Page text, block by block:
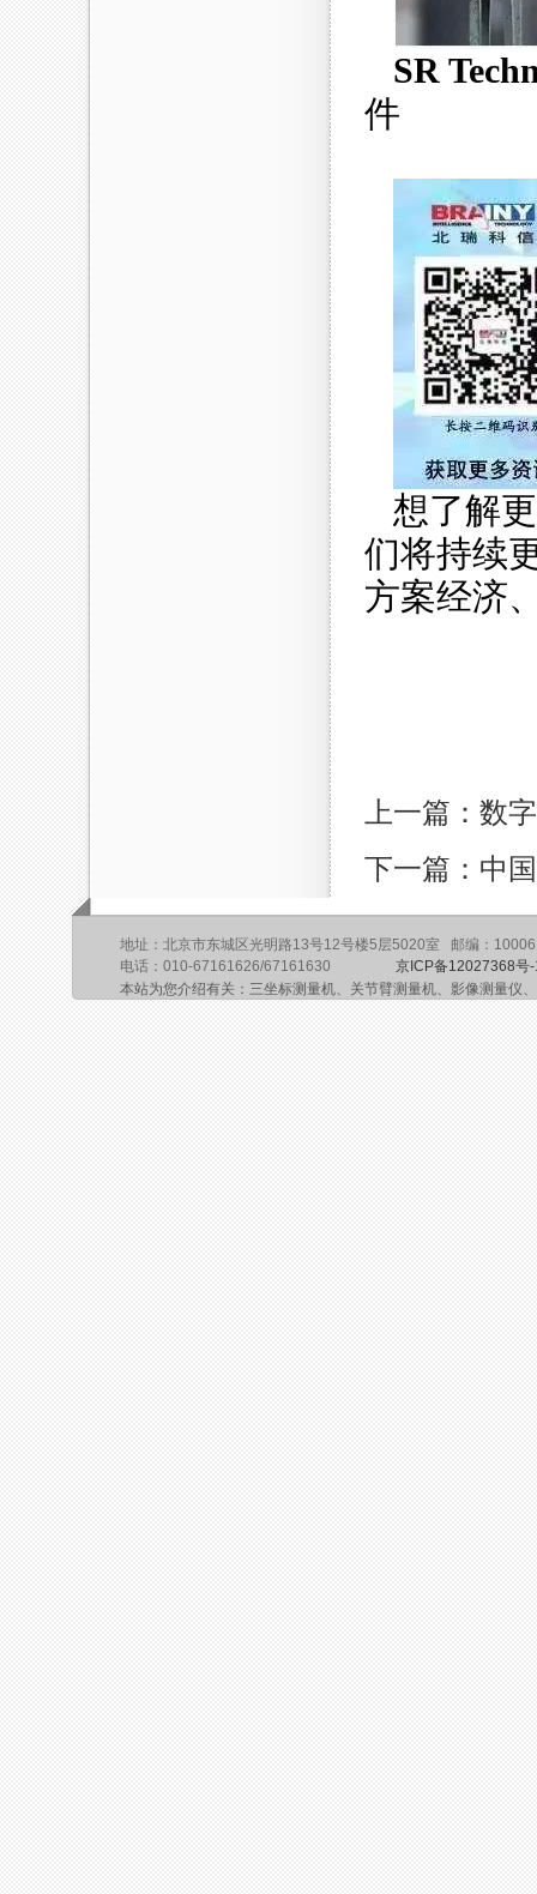
SR
件
想了解
们将持续
方案经济
上一篇：数
下一篇：中
地址：北京市东城区光明路13号12号楼5层5020室 邮编：
电话：010-67161626/67161630 京ICP备12027368号
本站为您介绍有关：三坐标测量机、关节臂测量机、影像测量仪